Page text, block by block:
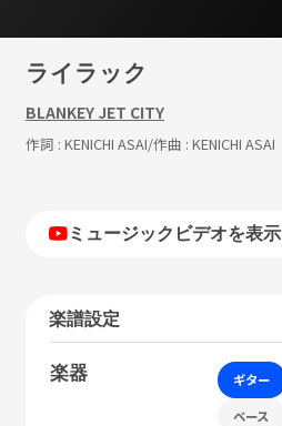
ライラック
BLANKEY JET CITY
作詞 : KENICHI ASAI/作曲 : KENICHI ASAI
ミュージックビデオを表示
楽譜設定
楽器 ギター
ベース